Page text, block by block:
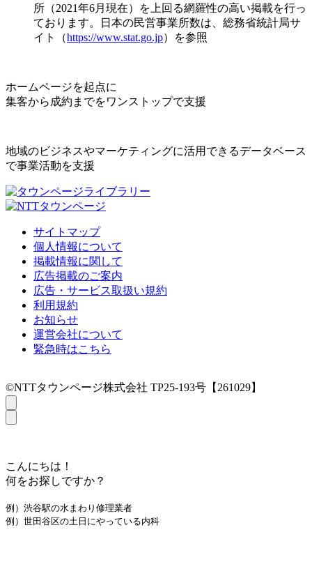
所（2021年6月現在）を上回る網羅性の高い掲載を行っ
ております。日本の民営事業所数は、総務省統計局サ
イト（https://www.stat.go.jp）を参照
ホームページを起点に
集客から成約までをワンストップで支援
地域のビジネスやマーケティングに活用できるデータベース
で事業活動を支援
サイトマップ
個人情報について
掲載情報に関して
広告掲載のご案内
広告・サービス取扱い規約
利用規約
お知らせ
運営会社について
緊急時はこちら
©NTTタウンページ株式会社 TP25-193号【261029】
こんにちは！
何をお探しですか？
例）渋谷駅の水まわり修理業者
例）世田谷区の土日にやっている内科